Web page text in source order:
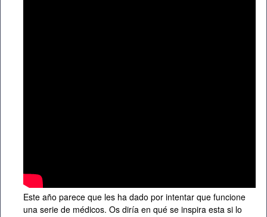
Este año parece que les ha dado por intentar que funcione
una serie de médicos. Os diría en qué se inspira esta si lo